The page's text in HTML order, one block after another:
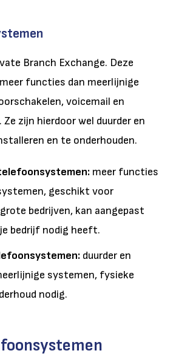
Branch Exchange. Deze
functies dan meerlijnige
voicemail en
zijn hierdoor wel duurder en
en te onderhouden.
meer functies
geschikt voor
bedrijven, kan aangepast
bedrijf nodig heeft.
duurder en
systemen, fysieke
nodig.